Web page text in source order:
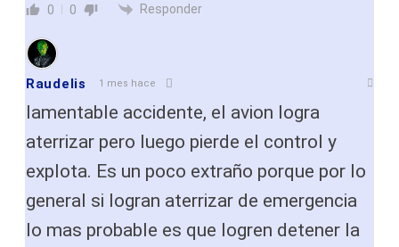
0 0 Responder
Raudelis 1 mes hace
lamentable accidente, el avion logra
aterrizar pero luego pierde el control y
explota. Es un poco extraño porque por lo
general si logran aterrizar de emergencia
lo mas probable es que logren detener la